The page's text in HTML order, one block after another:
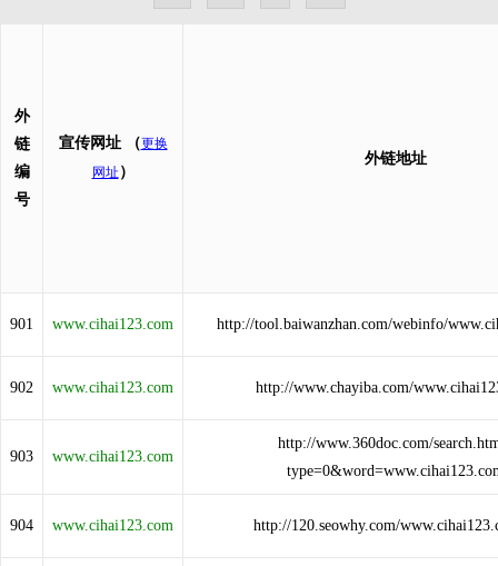
外
链
编
号
宣传网址 （更换
网址 ）
外链地址
901 www.cihai123.com http://tool.baiwanzhan.com/webinfo/
902 www.cihai123.com http://www.chayiba.com/
903 www.cihai123.com
http://www.360doc.com/
904 www.cihai123.com http://120.seowhy.com/